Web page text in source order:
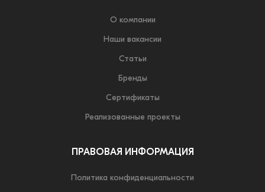
О компании
Наши вакансии
Статьи
Бренды
Сертификаты
Реализованные проекты
ПРАВОВАЯ ИНФОРМАЦИЯ
Политика конфиденциальности